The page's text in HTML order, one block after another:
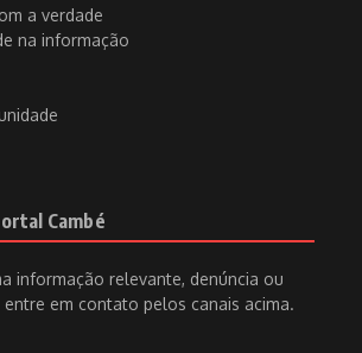
a verdade
na informação
Cambé
informação relevante, denúncia ou
entre em contato pelos canais acima.